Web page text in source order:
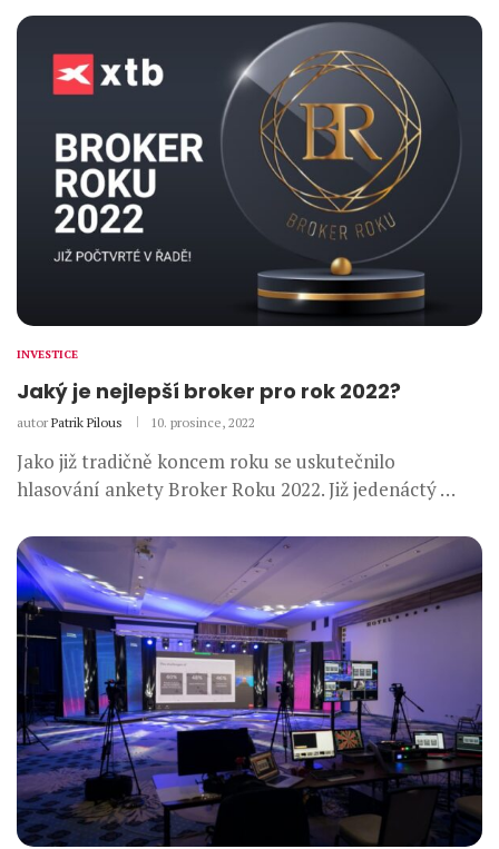
INVESTICE
Jaký je nejlepší broker pro rok 2022?
autor Patrik Pilous 10. prosince, 2022
Jako již tradičně koncem roku se uskutečnilo
hlasování ankety Broker Roku 2022. Již jedenáctý …